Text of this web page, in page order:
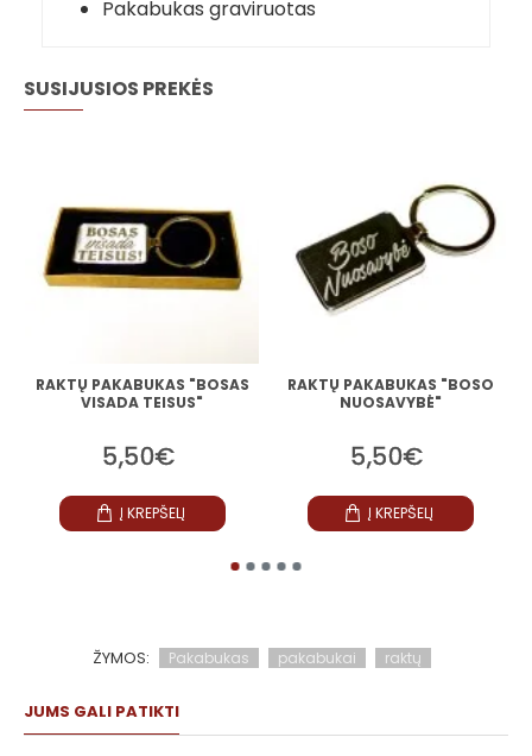
SUSIJUSIOS PREKĖS
RAKTŲ PAKABUKAS "BOSAS
VISADA TEISUS"
5,50€
Į KREPŠELĮ
RAKTŲ PAKABUKAS "BOSO
NUOSAVYBĖ"
5,50€
Į KREPŠELĮ
Pakabukas graviruotas
ŽYMOS: Pakabukas pakabukai raktų
JUMS GALI PATIKTI